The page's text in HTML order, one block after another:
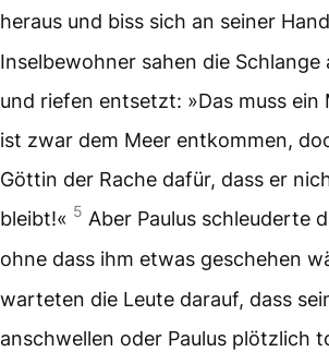
heraus und biss sich an seiner
Inselbewohner sahen die Schlange
und riefen entsetzt: »Das muss ein
ist zwar dem Meer entkommen,
Göttin der Rache dafür, dass er
bleibt!« 5 Aber Paulus schleuderte
ohne dass ihm etwas geschehen
warteten die Leute darauf, dass
anschwellen oder Paulus plötzlich